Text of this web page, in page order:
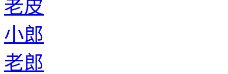
老皮
小郎
老郎